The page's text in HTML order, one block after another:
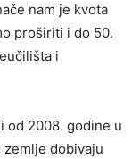
nam je kvota
proširiti i do 50.
i
od 2008. godine u
zemlje dobivaju